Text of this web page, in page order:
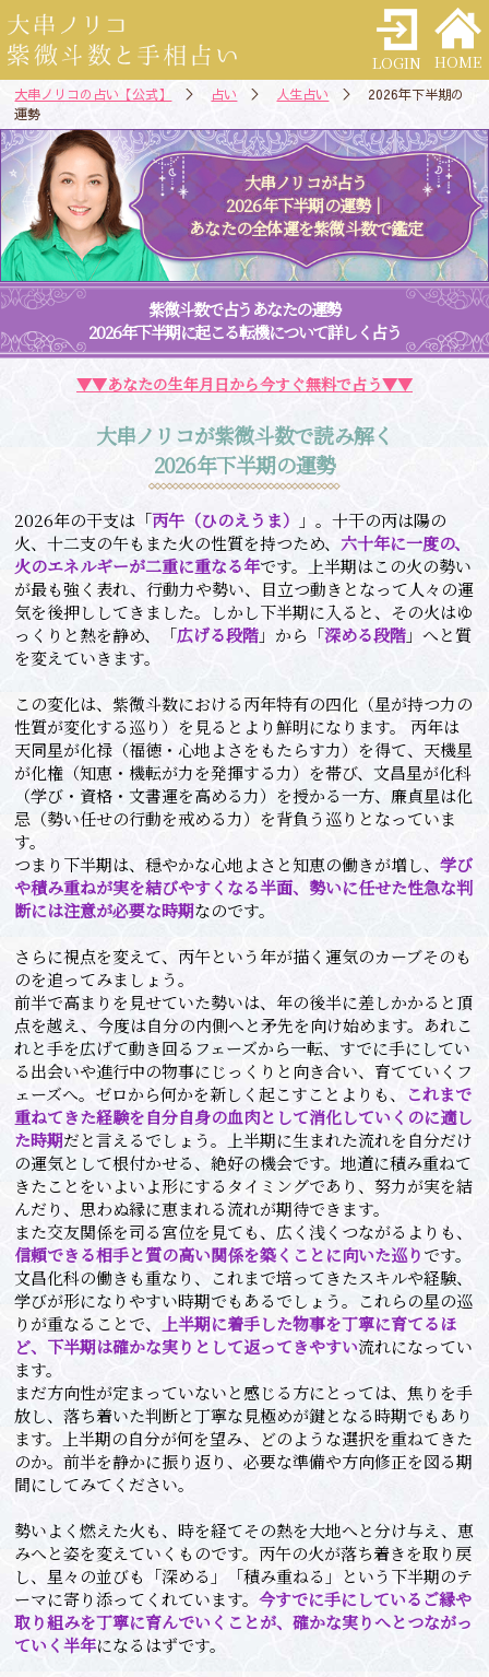
LOGIN HOME
大串ノリコの占い【公式】 ＞ 占い ＞ 人生占い ＞ 2026年下半期の
運勢
大串ノリコが占う
2026年下半期の運勢｜
あなたの全体運を紫微斗数で鑑定
紫微斗数で占うあなたの運勢
2026年下半期に起こる転機について詳しく占う
▼▼あなたの生年月日から今すぐ無料で占う▼▼
大串ノリコが紫微斗数で読み解く
2026年下半期の運勢
2026年の干支は「丙午（ひのえうま）
」。十干の丙は陽の
火、十二支の午もまた火の性質を持つため、六十年に一度の、
火のエネルギーが二重に重なる年です。上半期はこの火の勢い
が最も強く表れ、行動力や勢い、目立つ動きとなって人々の運
気を後押ししてきました。しかし下半期に入ると、その火はゆ
っくりと熱を静め、「広げる段階」から「深める段階」へと質
を変えていきます。
この変化は、紫微斗数における丙年特有の四化（星が持つ力の
性質が変化する巡り）を見るとより鮮明になります。 丙年は
天同星が化禄（福徳・心地よさをもたらす力）を得て、天機星
が化権（知恵・機転が力を発揮する力）を帯び、文昌星が化科
（学び・資格・文書運を高める力）を授かる一方、廉貞星は化
忌（勢い任せの行動を戒める力）を背負う巡りとなっていま
す。
つまり下半期は、穏やかな心地よさと知恵の働きが増し、学び
や積み重ねが実を結びやすくなる半面、勢いに任せた性急な判
断には注意が必要な時期なのです。
さらに視点を変えて、丙午という年が描く運気のカーブそのも
のを追ってみましょう。
前半で高まりを見せていた勢いは、年の後半に差しかかると頂
点を越え、今度は自分の内側へと矛先を向け始めます。あれこ
れと手を広げて動き回るフェーズから一転、すでに手にしてい
る出会いや進行中の物事にじっくりと向き合い、育てていくフ
ェーズへ。ゼロから何かを新しく起こすことよりも、
これまで
重ねてきた経験を自分自身の血肉として消化していくのに適し
た時期だと言えるでしょう。上半期に生まれた流れを自分だけ
の運気として根付かせる、絶好の機会です。地道に積み重ねて
きたことをいよいよ形にするタイミングであり、努力が実を結
んだり、思わぬ縁に恵まれる流れが期待できます。
また交友関係を司る宮位を見ても、広く浅くつながるよりも、
信頼できる相手と質の高い関係を築くことに向いた巡りです。
文昌化科の働きも重なり、これまで培ってきたスキルや経験、
学びが形になりやすい時期でもあるでしょう。これらの星の巡
りが重なることで、
上半期に着手した物事を丁寧に育てるほ
ど、下半期は確かな実りとして返ってきやすい流れになってい
ます。
まだ方向性が定まっていないと感じる方にとっては、焦りを手
放し、落ち着いた判断と丁寧な見極めが鍵となる時期でもあり
ます。上半期の自分が何を望み、どのような選択を重ねてきた
のか。前半を静かに振り返り、必要な準備や方向修正を図る期
間にしてみてください。
勢いよく燃えた火も、時を経てその熱を大地へと分け与え、恵
みへと姿を変えていくものです。丙午の火が落ち着きを取り戻
し、星々の並びも「深める」「積み重ねる」という下半期のテ
ーマに寄り添ってくれています。今すでに手にしているご縁や
取り組みを丁寧に育んでいくことが、確かな実りへとつながっ
ていく半年になるはずです。